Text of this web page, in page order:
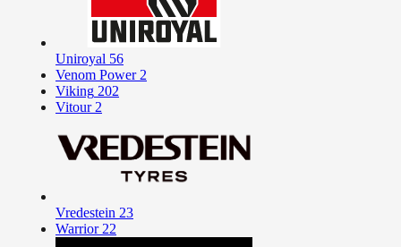
Uniroyal 56
Venom Power 2
Viking 202
Vitour 2
Vredestein 23
Warrior 22